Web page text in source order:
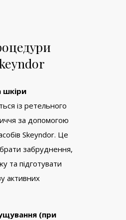
шкіри
із ретельного
за допомогою
Skeyndor. Це
забруднення,
та підготувати
активних
(при